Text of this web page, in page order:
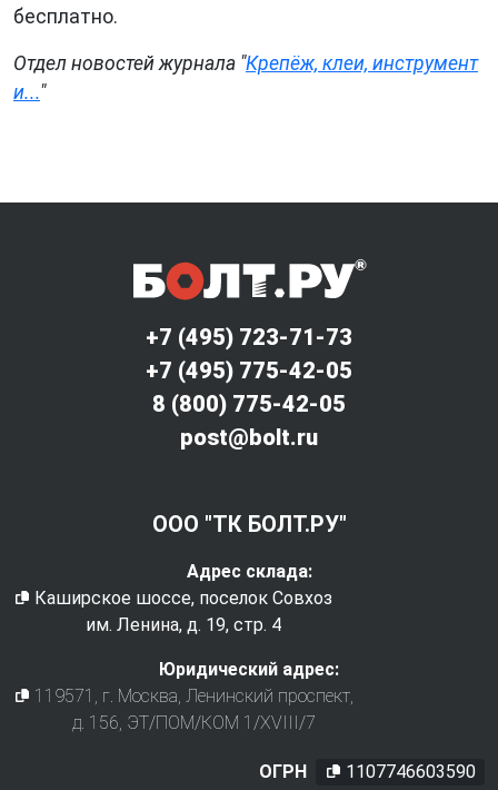
бесплатно.
Отдел новостей журнала "Крепёж, клеи, инструмент
и..."
+7 (495) 723-71-73
+7 (495) 775-42-05
8 (800) 775-42-05
post@bolt.ru
ООО "ТК БОЛТ.РУ"
Адрес склада:
Каширское шоссе, поселок Совхоз
им. Ленина, д. 19, стр. 4
Юридический адрес:
119571 , г. Москва, Ленинский проспект,
д. 156, ЭТ/ПОМ/КОМ 1/XVIII/7
ОГРН
1107746603590